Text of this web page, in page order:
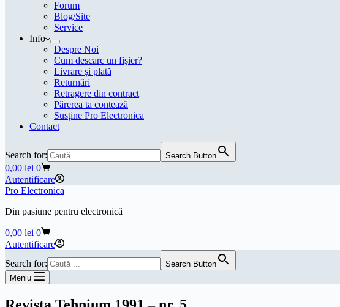
Forum
Blog/Site
Service
Info
Despre Noi
Cum descarc un fişier?
Livrare și plată
Returnări
Retragere din contract
Părerea ta contează
Susține Pro Electronica
Contact
Search for: Search Button
Coș
de
cumpărături
0,00 lei 0
Autentificare
Pro Electronica
Din pasiune pentru electronică
Coș
de
cumpărături
0,00 lei 0
Autentificare
Search for:
Search Button
Meniu